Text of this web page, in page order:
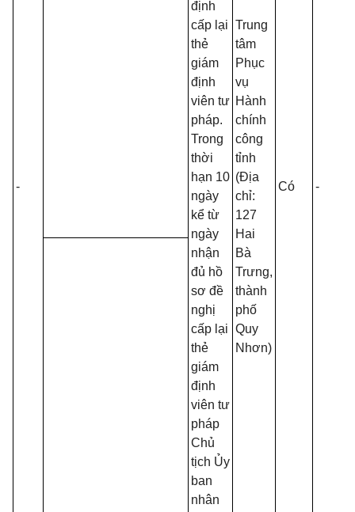
-
định
cấp lại
thẻ
giám
định
viên tư
pháp.
Trong
thời
hạn 10
ngày
kể từ
ngày
nhận
đủ hồ
sơ đề
nghị
cấp lại
thẻ
giám
định
viên tư
pháp
Chủ
tịch Ủy
ban
nhân
Trung
tâm
Phục
vụ
Hành
chính
công
tỉnh
(Địa
chỉ:
127
Hai
Bà
Trưng,
thành
phố
Quy
Nhơn)
Có -